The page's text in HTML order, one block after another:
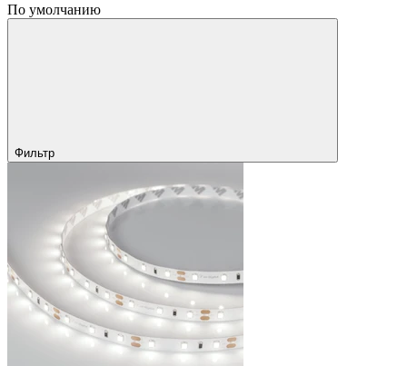
По умолчанию
Фильтр